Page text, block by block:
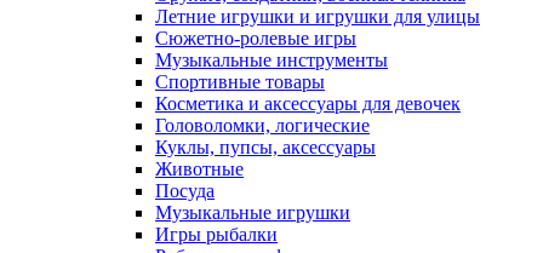
Летние игрушки и игрушки для улицы
Сюжетно-ролевые игры
Музыкальные инструменты
Спортивные товары
Косметика и аксессуары для девочек
Головоломки, логические
Куклы, пупсы, аксессуары
Животные
Посуда
Музыкальные игрушки
Игры рыбалки